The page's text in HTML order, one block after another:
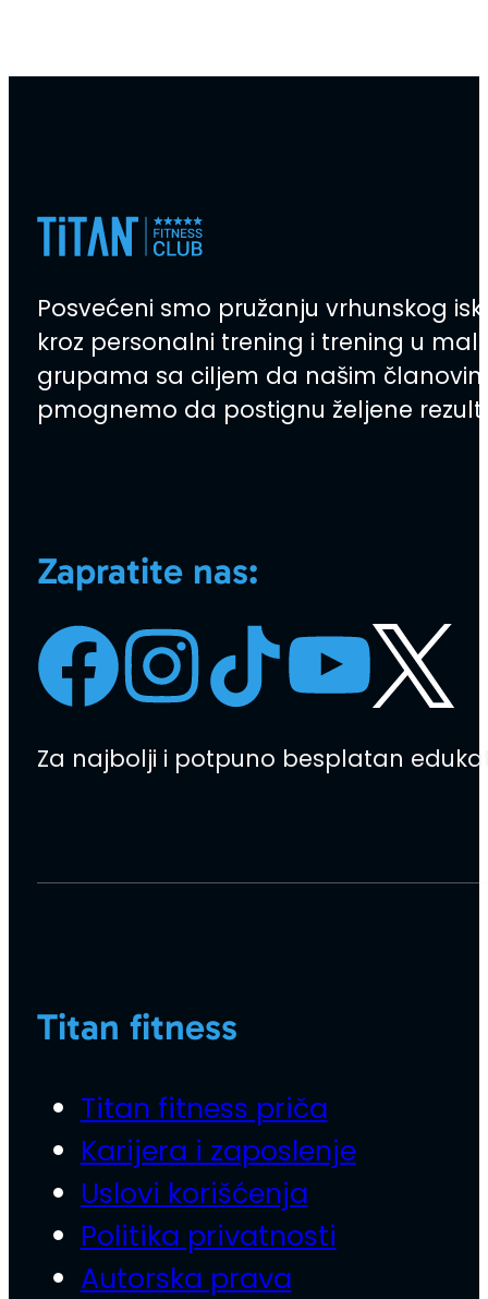
Besplatni ebookovi
život
Posvećeni smo pružanju vrhunskog
kroz personalni trening i trening u
grupama sa ciljem da našim
pmognemo da postignu željene
Zapratite nas:
Za najbolji i potpuno besplatan
Titan fitness
Titan fitness priča
Karijera i zaposlenje
Uslovi korišćenja
Politika privatnosti
Autorska prava